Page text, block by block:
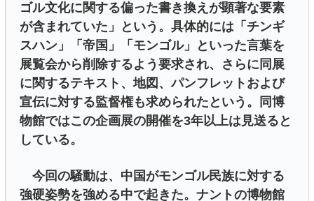
ゴル文化に関する偏った書き換えが顕著な要素
が含まれていた」という。具体的には「チンギ
スハン」「帝国」「モンゴル」といった言葉を
展覧会から削除するよう要求され、さらに同展
に関するテキスト、地図、パンフレットおよび
宣伝に対する監督権も求められたという。同博
物館ではこの企画展の開催を3年以上は見送ると
している。
今回の騒動は、中国がモンゴル民族に対する
強硬姿勢を強める中で起きた。ナントの博物館